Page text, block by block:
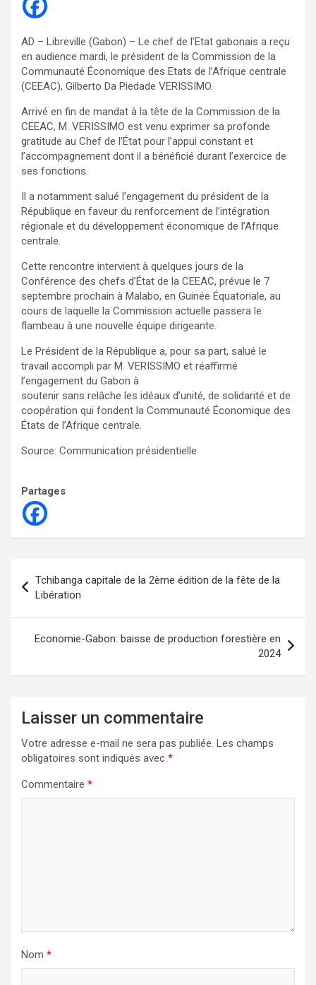
AD – Libreville (Gabon) – Le chef de l’Etat gabonais a reçu
en audience mardi, le président de la Commission de la
Communauté Économique des Etats de l’Afrique centrale
(CEEAC), Gilberto Da Piedade VERISSIMO.
Arrivé en fin de mandat à la tête de la Commission de la
CEEAC, M. VERISSIMO est venu exprimer sa profonde
gratitude au Chef de l’État pour l’appui constant et
l’accompagnement dont il a bénéficié durant l’exercice de
ses fonctions.
Il a notamment salué l’engagement du président de la
République en faveur du renforcement de l’intégration
régionale et du développement économique de l’Afrique
centrale.
Cette rencontre intervient à quelques jours de la
Conférence des chefs d’État de la CEEAC, prévue le 7
septembre prochain à Malabo, en Guinée Équatoriale, au
cours de laquelle la Commission actuelle passera le
flambeau à une nouvelle équipe dirigeante.
Le Président de la République a, pour sa part, salué le
travail accompli par M. VERISSIMO et réaffirmé
l’engagement du Gabon à
soutenir sans relâche les idéaux d’unité, de solidarité et de
coopération qui fondent la Communauté Économique des
États de l’Afrique centrale.
Source: Communication présidentielle
Partages
de
l’article
Tchibanga capitale de la 2ème édition de la fête de la
Libération
Economie-Gabon: baisse de production forestière en
2024
Laisser un commentaire
Votre adresse e-mail ne sera pas publiée. Les champs
obligatoires sont indiqués avec *
Commentaire *
Nom *